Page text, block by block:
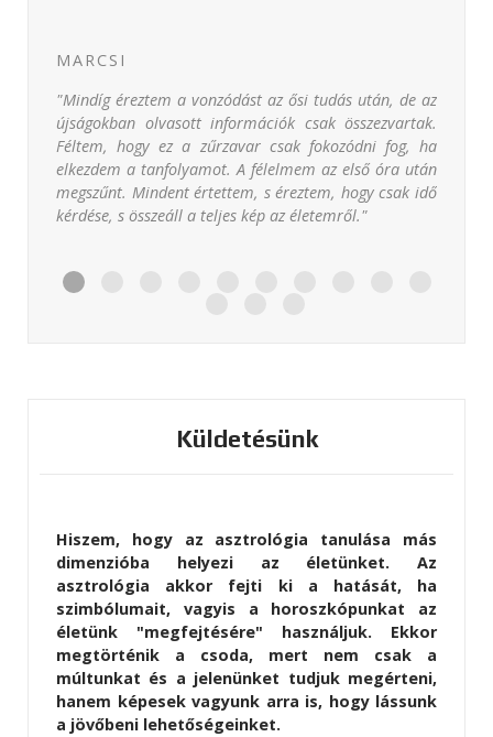
MARCSI
"Mindíg éreztem a vonzódást az ősi tudás után, de az
újságokban olvasott információk csak összezvartak.
Féltem, hogy ez a zűrzavar csak fokozódni fog, ha
elkezdem a tanfolyamot. A félelmem az első óra után
megszűnt. Mindent értettem, s éreztem, hogy csak idő
kérdése, s összeáll a teljes kép az életemről."
Küldetésünk
Hiszem, hogy az asztrológia tanulása más
dimenzióba helyezi az életünket. Az
asztrológia akkor fejti ki a hatását, ha
szimbólumait, vagyis a horoszkópunkat az
életünk "megfejtésére" használjuk. Ekkor
megtörténik a csoda, mert nem csak a
múltunkat és a jelenünket tudjuk megérteni,
hanem képesek vagyunk arra is, hogy lássunk
a jövőbeni lehetőségeinket.